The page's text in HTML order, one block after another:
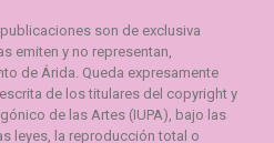
son de exclusiva
emiten y no representan,
de Árida. Queda expresamente
de los titulares del copyright y
de las Artes (IUPA), bajo las
leyes, la reproducción total o